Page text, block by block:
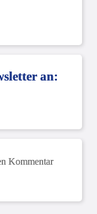
an:
Kommentar